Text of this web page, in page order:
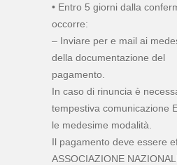
• Entro 5 giorni dalla
occorre:
– Inviare per e mail ai
della documentazione del
pagamento.
In caso di rinuncia è
tempestiva comunicazione
le medesime modalità.
Il pagamento deve essere
ASSOCIAZIONE